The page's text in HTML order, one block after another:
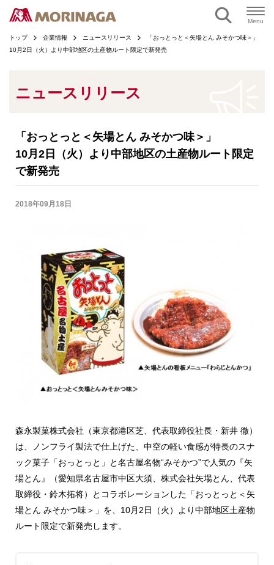
Menu
トップ 企業情報 ニュースリリース
「おっとっと＜矢場とん みそかつ味＞」
10月2日（火）より中部地区の土産物ルート限定で新発売
ニュースリリース
「おっとっと＜矢場とん みそかつ味＞」
10月2日（火）より中部地区の土産物ルート限定
で新発売
2018年09月18日
森永製菓株式会社（東京都港区芝、代表取締役社長・新井 徹）
は、ノンフライ製法で仕上げた、中空の軽い食感が特長のスナ
ック菓子「おっとっと」と名古屋名物“みそかつ”で人気の『矢
場とん』（愛知県名古屋市中区大須、株式会社矢場とん、代表
取締役・鈴木拓将）とコラボレーションした「おっとっと＜矢
場とん みそかつ味＞」を、10月2日（火）より中部地区土産物
ルート限定で新発売します。